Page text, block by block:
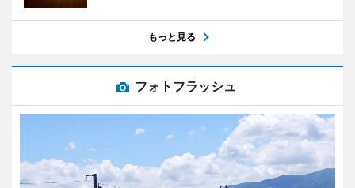
もっと見る
フォトフラッシュ